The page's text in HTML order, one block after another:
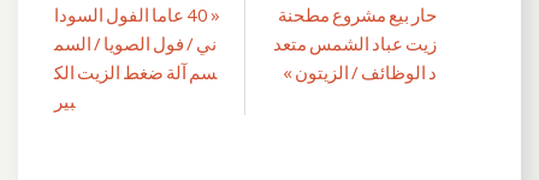
تصفّح
المقالات
« 40 عاما الفول السودا
ني / فول الصويا / السم
سم آلة ضغط الزيت الك
بير
حار بيع مشروع مطحنة
زيت عباد الشمس متعد
د الوظائف / الزيتون »